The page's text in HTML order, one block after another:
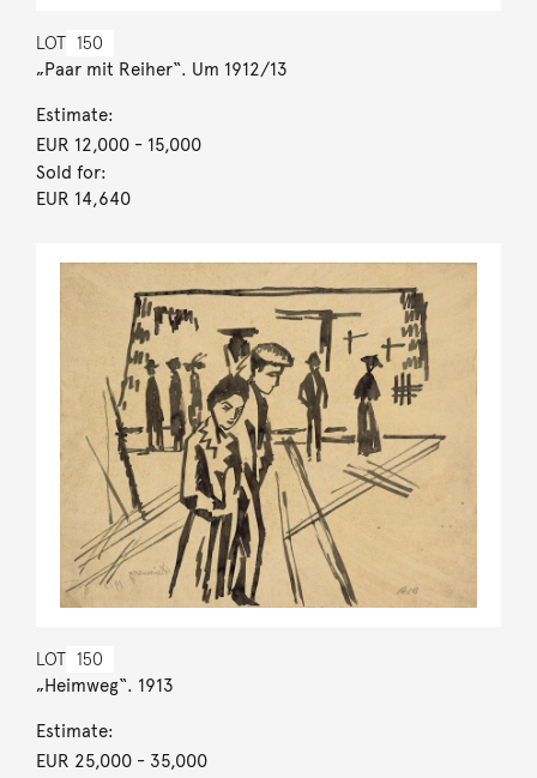
LOT 150
„Paar mit Reiher“. Um 1912/13
Estimate:
EUR 12,000- 15,000
Sold for:
EUR 14,640
LOT 150
„Heimweg“. 1913
Estimate:
EUR 25,000- 35,000